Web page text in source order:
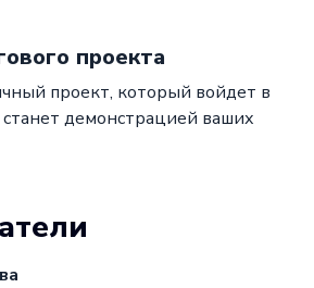
проекта
проект, который войдет в
демонстрацией ваших